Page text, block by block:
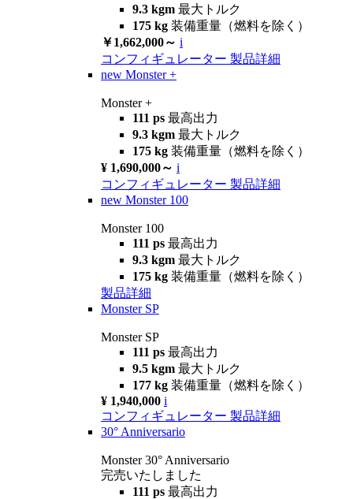
9.3 kgm 最大トルク
175 kg 装備重量（燃料を除く）
￥1,662,000～ i
コンフィギュレーター 製品詳細
new Monster +
Monster +
111 ps 最高出力
9.3 kgm 最大トルク
175 kg 装備重量（燃料を除く）
¥ 1,690,000～ i
コンフィギュレーター 製品詳細
new Monster 100
Monster 100
111 ps 最高出力
9.3 kgm 最大トルク
175 kg 装備重量（燃料を除く）
製品詳細
Monster SP
Monster SP
111 ps 最高出力
9.5 kgm 最大トルク
177 kg 装備重量（燃料を除く）
¥ 1,940,000 i
コンフィギュレーター 製品詳細
30° Anniversario
Monster 30° Anniversario
完売いたしました
111 ps 最高出力